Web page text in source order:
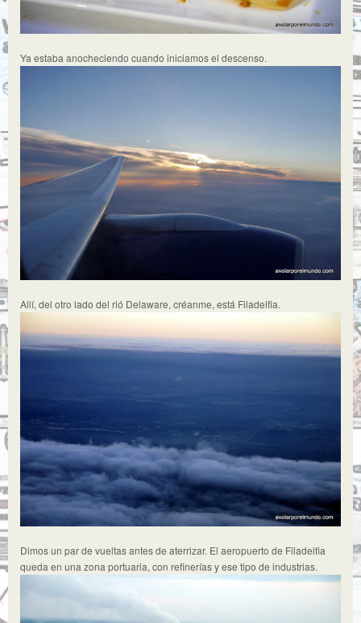
Ya estaba anocheciendo cuando iniciamos el descenso.
Allí, del otro lado del rió Delaware, créanme, está Filadelfia.
Dimos un par de vueltas antes de aterrizar. El aeropuerto de Filadelfia
queda en una zona portuaria, con refinerías y ese tipo de industrias.